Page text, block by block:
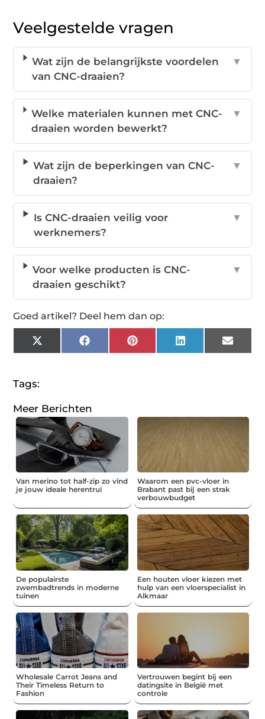
Veelgestelde vragen
Wat zijn de belangrijkste voordelen
van CNC-draaien?
▼
Welke materialen kunnen met CNC-
draaien worden bewerkt?
▼
Wat zijn de beperkingen van CNC-
draaien?
▼
Is CNC-draaien veilig voor
werknemers?
▼
Voor welke producten is CNC-
draaien geschikt?
▼
Goed artikel? Deel hem dan op:
X
(Twitter)
FacebookPinterestLinkedInEmail
Tags:
Meer Berichten
Van merino tot half-zip zo vind
je jouw ideale herentrui
Waarom een pvc-vloer in
Brabant past bij een strak
verbouwbudget
De populairste
zwembadtrends in moderne
tuinen
Een houten vloer kiezen met
hulp van een vloerspecialist in
Alkmaar
Wholesale Carrot Jeans and
Their Timeless Return to
Fashion
Vertrouwen begint bij een
datingsite in België met
controle